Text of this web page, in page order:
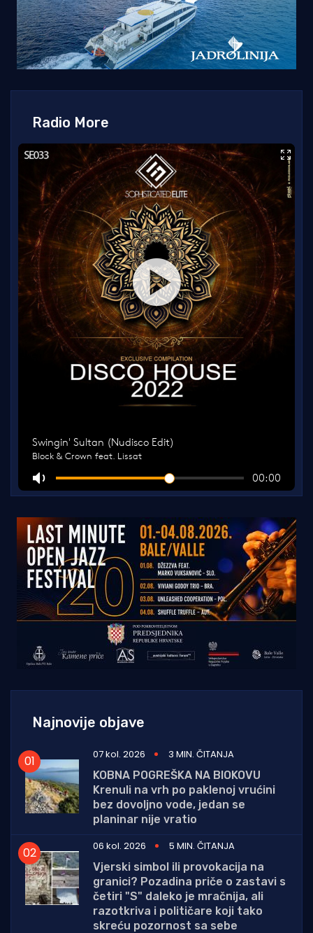
Radio More
Najnovije objave
07 kol. 2026
3 MIN. ČITANJA
KOBNA POGREŠKA NA BIOKOVU
Krenuli na vrh po paklenoj vrućini
bez dovoljno vode, jedan se
planinar nije vratio
06 kol. 2026
5 MIN. ČITANJA
Vjerski simbol ili provokacija na
granici? Pozadina priče o zastavi s
četiri "S" daleko je mračnija, ali
razotkriva i političare koji tako
skreću pozornost sa sebe